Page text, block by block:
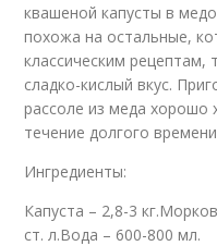
Рецепты на зиму
Петрушка на
квашеной капусты в
похожа на остальные,
классическим рецептам,
сладко-кислый вкус.
рассоле из меда хорошо
течение долгого
Ингредиенты:
Капуста – 2,8-3
ст. л.Вода – 600-800 мл.